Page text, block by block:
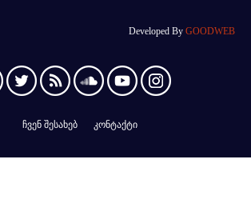
Developed By GOODWEB
ჩვენ შესახებ კონტაქტი